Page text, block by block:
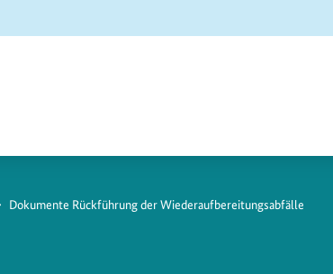
Dokumente Rückführung der Wiederaufbereitungsabfälle